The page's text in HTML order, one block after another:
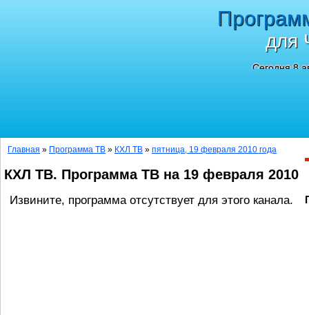
для
Сегодня 8
Главная » Программа ТВ » КХЛ ТВ » пятница, 19 февраля 2010 года
КХЛ ТВ. Программа ТВ на 19 февраля 2010
Извините, программа отсутствует для этого канала.